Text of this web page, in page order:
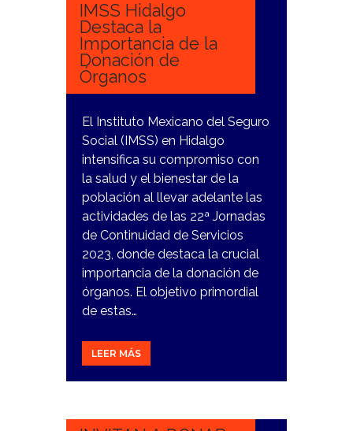
IMSS Hidalgo
Destaca la
Importancia de la
Donación de
Órganos
El Instituto Mexicano del Seguro
Social (IMSS) en Hidalgo
intensifica su compromiso con
la salud y el bienestar de la
población al llevar adelante las
actividades de las 22ª Jornadas
de Continuidad de Servicios
2023, donde destaca la crucial
importancia de la donación de
órganos. El objetivo primordial
de estas…
LEER MÁS
9